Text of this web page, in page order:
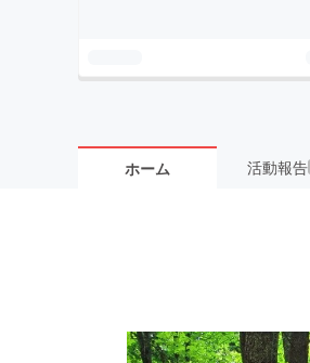
ホーム 活動報告